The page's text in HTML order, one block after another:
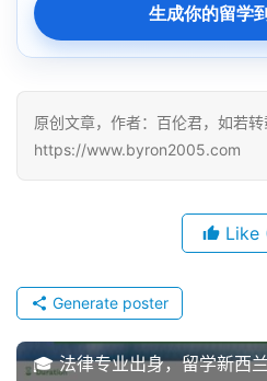
生成你的留学
原创文章，作者：百伦君，如若转
https://www.byron2005.com
Like
Generate poster
🎓 法律专业出身，留学新西